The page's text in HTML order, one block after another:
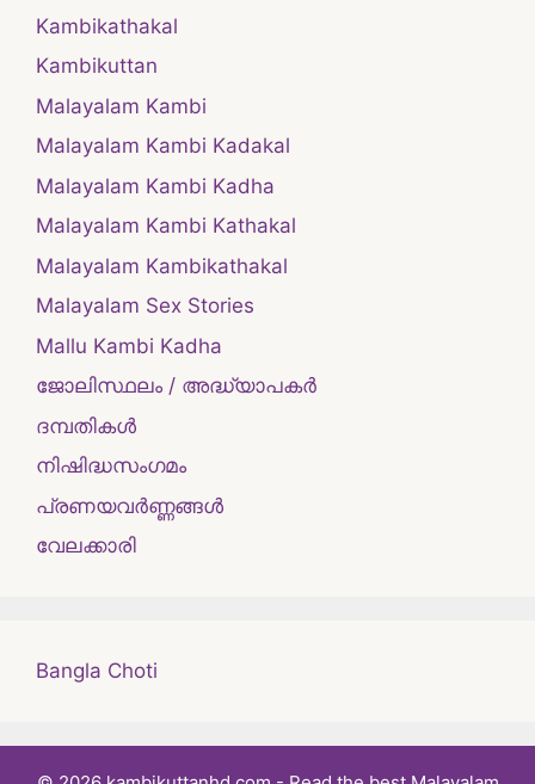
Kambikathakal
Kambikuttan
Malayalam Kambi
Malayalam Kambi Kadakal
Malayalam Kambi Kadha
Malayalam Kambi Kathakal
Malayalam Kambikathakal
Malayalam Sex Stories
Mallu Kambi Kadha
ജോലിസ്ഥലം / അദ്ധ്യാപകർ
ദമ്പതികള്‍
നിഷിദ്ധസംഗമം
പ്രണയവർണ്ണങ്ങൾ
വേലക്കാരി
Bangla Choti